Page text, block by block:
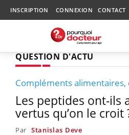
INSCRIPTION CONNEXION CONTACT
QUESTION D'ACTU
Compléments alimentaires,
Les peptides ont-ils
vertus qu’on le croit
Par Stanislas Deve